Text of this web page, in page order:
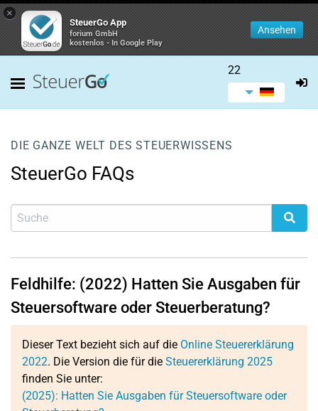
×
SteuerGo App
forium GmbH
kostenlos - In Google Play
Ansehen
22
DIE GANZE WELT DES STEUERWISSENS
SteuerGo FAQs
Feldhilfe: (2022) Hatten Sie Ausgaben für
Steuersoftware oder Steuerberatung?
Dieser Text bezieht sich auf die Online Steuererklärung
2022. Die Version die für die Steuererklärung 2025
finden Sie unter:
(2025): Hatten Sie Ausgaben für Steuersoftware oder